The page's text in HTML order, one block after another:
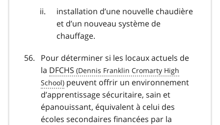
installation d’une nouvelle chaudière
et d’un nouveau système de
chauffage.
Pour déterminer si les locaux actuels de
la DFCHS
peuvent offrir un environnement
d’apprentissage sécuritaire, sain et
épanouissant, équivalent à celui des
écoles secondaires financées par la